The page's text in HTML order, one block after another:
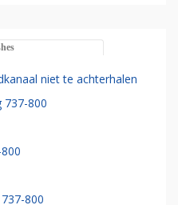
niet te achterhalen
737-800
800